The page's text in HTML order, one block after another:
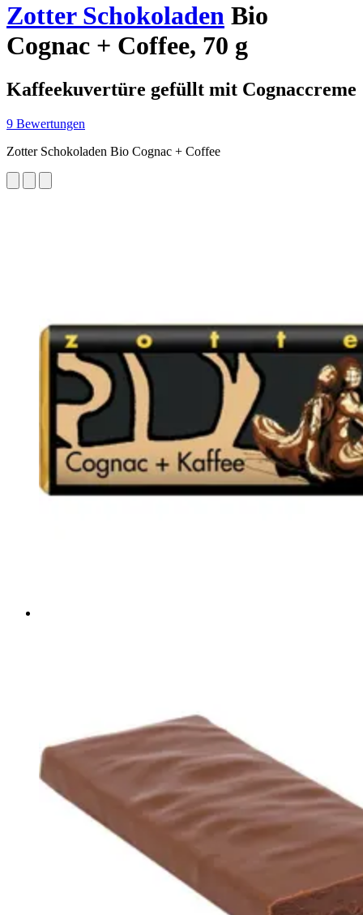
Zotter Schokoladen Bio
Cognac + Coffee, 70 g
Kaffeekuvertüre gefüllt mit Cognaccreme
9 Bewertungen
Zotter Schokoladen Bio Cognac + Coffee